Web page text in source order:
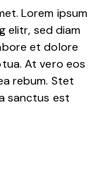
Lorem ipsum
elitr, sed diam
et dolore
At vero eos
rebum. Stet
sanctus est